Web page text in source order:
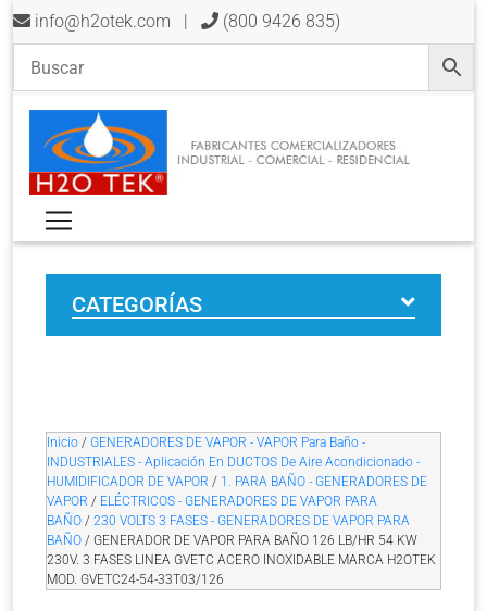
info@h2otek.com | (800 9426 835)
CATEGORÍAS
Inicio / GENERADORES DE VAPOR - VAPOR Para Baño -
INDUSTRIALES - Aplicación En DUCTOS De Aire Acondicionado -
HUMIDIFICADOR DE VAPOR / 1. PARA BAÑO - GENERADORES DE
VAPOR / ELÉCTRICOS - GENERADORES DE VAPOR PARA
BAÑO / 230 VOLTS 3 FASES - GENERADORES DE VAPOR PARA
BAÑO / GENERADOR DE VAPOR PARA BAÑO 126 LB/HR 54 KW
230V. 3 FASES LINEA GVETC ACERO INOXIDABLE MARCA H2OTEK
MOD. GVETC24-54-33T03/126